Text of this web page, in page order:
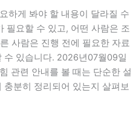
하게 봐야 할 내용이 달라질 수
필요할 수 있고, 어떤 사람은 조
사람은 진행 전에 필요한 자료
수 있습니다. 2026년07월09일
관련 안내를 볼 때는 단순한 설
분히 정리되어 있는지 살펴보